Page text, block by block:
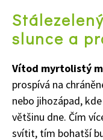
slunce a
Vítod myrtolistý
prospívá na
nebo jihozápad,
většinu dne. Čím
svítit, tím bohatší